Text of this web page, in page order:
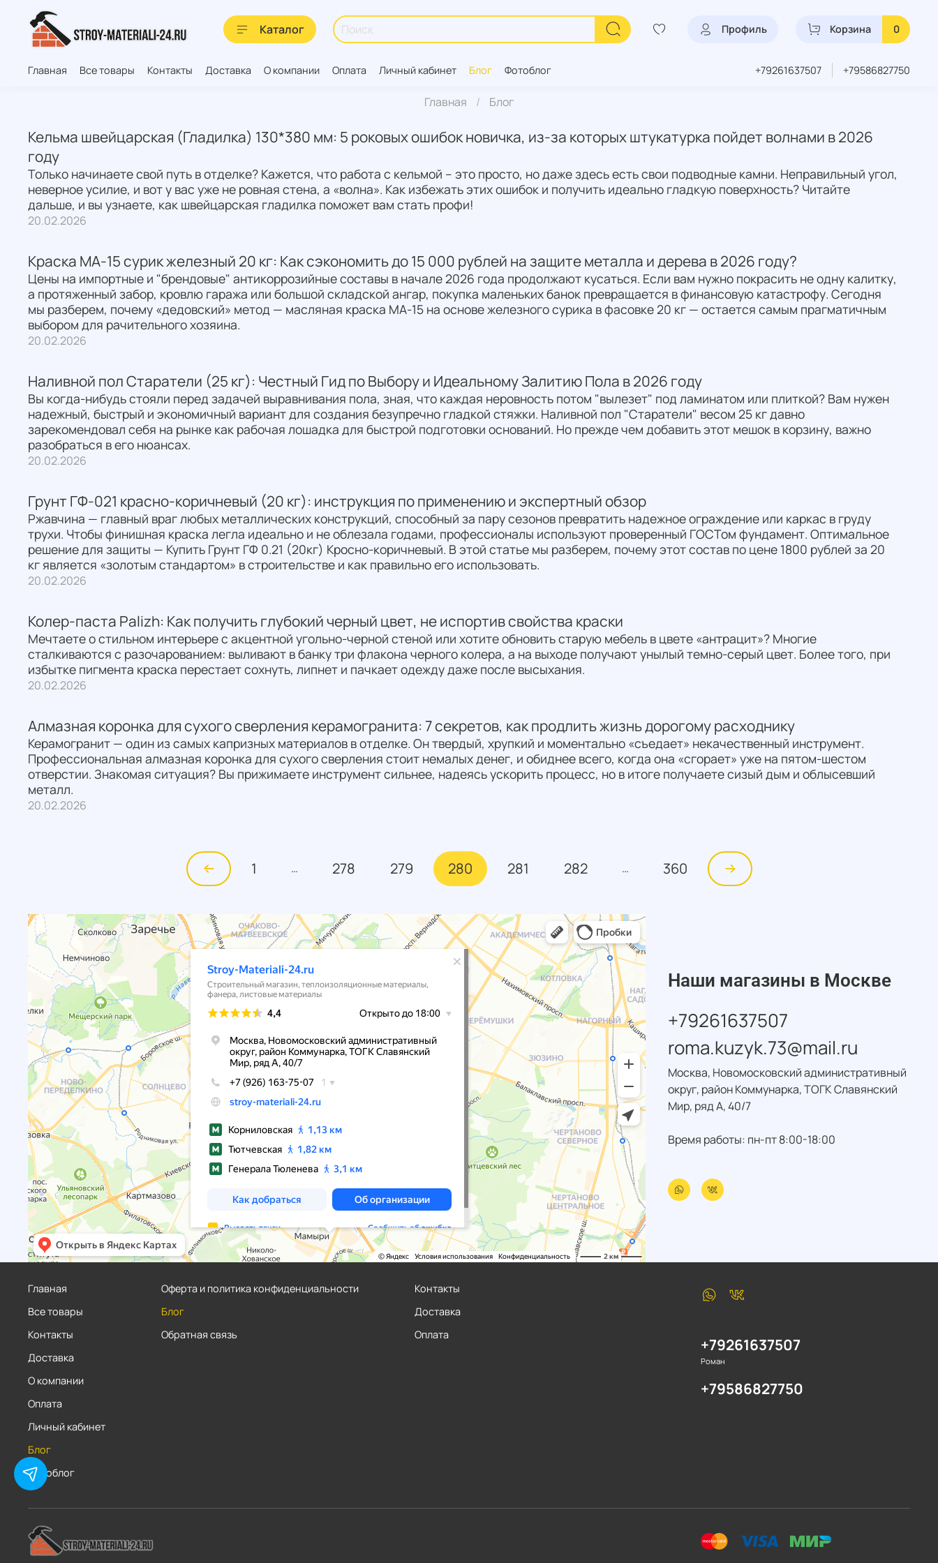
Каталог Профиль Корзина 0
Главная Все товары Контакты Доставка О компании Оплата Личный кабинет Блог Фотоблог +79261637507 +79586827750
Главная Блог
Кельма швейцарская (Гладилка) 130*380 мм: 5 роковых ошибок новичка, из-за которых штукатурка пойдет волнами в 2026
году
Только начинаете свой путь в отделке? Кажется, что работа с кельмой – это просто, но даже здесь есть свои подводные камни. Неправильный угол,
неверное усилие, и вот у вас уже не ровная стена, а «волна». Как избежать этих ошибок и получить идеально гладкую поверхность? Читайте
дальше, и вы узнаете, как швейцарская гладилка поможет вам стать профи!
20.02.2026
Краска МА-15 сурик железный 20 кг: Как сэкономить до 15 000 рублей на защите металла и дерева в 2026 году?
Цены на импортные и "брендовые" антикоррозийные составы в начале 2026 года продолжают кусаться. Если вам нужно покрасить не одну калитку,
а протяженный забор, кровлю гаража или большой складской ангар, покупка маленьких банок превращается в финансовую катастрофу. Сегодня
мы разберем, почему «дедовский» метод — масляная краска МА-15 на основе железного сурика в фасовке 20 кг — остается самым прагматичным
выбором для рачительного хозяина.
20.02.2026
Наливной пол Старатели (25 кг): Честный Гид по Выбору и Идеальному Залитию Пола в 2026 году
Вы когда-нибудь стояли перед задачей выравнивания пола, зная, что каждая неровность потом "вылезет" под ламинатом или плиткой? Вам нужен
надежный, быстрый и экономичный вариант для создания безупречно гладкой стяжки. Наливной пол "Старатели" весом 25 кг давно
зарекомендовал себя на рынке как рабочая лошадка для быстрой подготовки оснований. Но прежде чем добавить этот мешок в корзину, важно
разобраться в его нюансах.
20.02.2026
Грунт ГФ-021 красно-коричневый (20 кг): инструкция по применению и экспертный обзор
Ржавчина — главный враг любых металлических конструкций, способный за пару сезонов превратить надежное ограждение или каркас в груду
трухи. Чтобы финишная краска легла идеально и не облезала годами, профессионалы используют проверенный ГОСТом фундамент. Оптимальное
решение для защиты — Купить Грунт ГФ 0.21 (20кг) Кросно-коричневый. В этой статье мы разберем, почему этот состав по цене 1800 рублей за 20
кг является «золотым стандартом» в строительстве и как правильно его использовать.
20.02.2026
Колер-паста Palizh: Как получить глубокий черный цвет, не испортив свойства краски
Мечтаете о стильном интерьере с акцентной угольно-черной стеной или хотите обновить старую мебель в цвете «антрацит»? Многие
сталкиваются с разочарованием: выливают в банку три флакона черного колера, а на выходе получают унылый темно-серый цвет. Более того, при
избытке пигмента краска перестает сохнуть, липнет и пачкает одежду даже после высыхания.
20.02.2026
Алмазная коронка для сухого сверления керамогранита: 7 секретов, как продлить жизнь дорогому расходнику
Керамогранит — один из самых капризных материалов в отделке. Он твердый, хрупкий и моментально «съедает» некачественный инструмент.
Профессиональная алмазная коронка для сухого сверления стоит немалых денег, и обиднее всего, когда она «сгорает» уже на пятом-шестом
отверстии. Знакомая ситуация? Вы прижимаете инструмент сильнее, надеясь ускорить процесс, но в итоге получаете сизый дым и облысевший
металл.
20.02.2026
1 … 278 279 280 281 282 … 360
Наши магазины в Москве
+79261637507
roma.kuzyk.73@mail.ru
Москва, Новомосковский административный
округ, район Коммунарка, ТОГК Славянский
Мир, ряд А, 40/7
Время работы: пн-пт 8:00-18:00
Главная
Все товары
Контакты
Доставка
О компании
Оплата
Личный кабинет
Блог
Фотоблог
Оферта и политика конфиденциальности
Блог
Обратная связь
Контакты
Доставка
Оплата
+79261637507
Роман
+79586827750